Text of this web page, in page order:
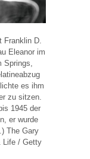
Franklin D.
Eleanor im
Springs,
es ihm
zu sitzen.
1945 der
er wurde
The Gary
Life / Getty